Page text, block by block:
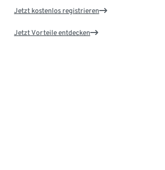
Jetzt kostenlos registrieren
Jetzt Vorteile entdecken